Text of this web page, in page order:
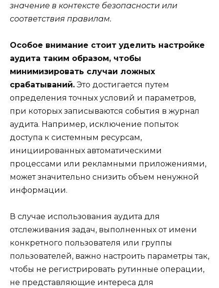
значение в контексте безопасности или
соответствия правилам.
Особое внимание стоит уделить настройке
аудита таким образом, чтобы
минимизировать случаи ложных
срабатываний. Это достигается путем
определения точных условий и параметров,
при которых записываются события в журнал
аудита. Например, исключение попыток
доступа к системным ресурсам,
инициированных автоматическими
процессами или рекламными приложениями,
может значительно снизить объем ненужной
информации.
В случае использования аудита для
отслеживания задач, выполненных от имени
конкретного пользователя или группы
пользователей, важно настроить параметры так,
чтобы не регистрировать рутинные операции,
не представляющие интереса для